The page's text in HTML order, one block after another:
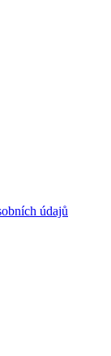
údajů